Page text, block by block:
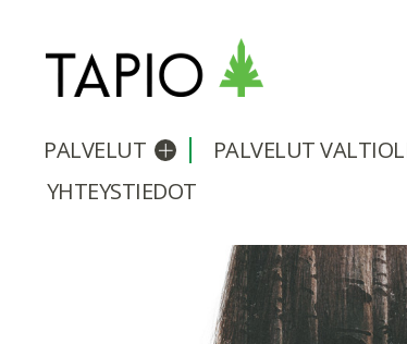
PALVELUT Avaa/sulje alavalikko
PALVELUT
YHTEYSTIEDOT